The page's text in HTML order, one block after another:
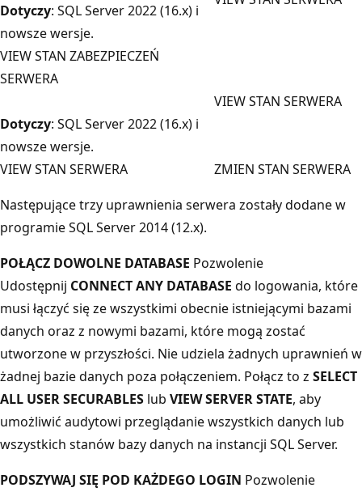
Dotyczy: SQL Server 2022 (16.x) i
nowsze wersje.
VIEW STAN ZABEZPIECZEŃ
SERWERA
Dotyczy: SQL Server 2022 (16.x) i
nowsze wersje.
VIEW STAN SERWERA
VIEW STAN SERWERA
ZMIEN STAN SERWERA
Następujące trzy uprawnienia serwera zostały dodane w
programie SQL Server 2014 (12.x).
POŁĄCZ DOWOLNE DATABASE Pozwolenie
Udostępnij CONNECT ANY DATABASE do logowania, które
musi łączyć się ze wszystkimi obecnie istniejącymi bazami
danych oraz z nowymi bazami, które mogą zostać
utworzone w przyszłości. Nie udziela żadnych uprawnień w
żadnej bazie danych poza połączeniem. Połącz to z SELECT
ALL USER SECURABLES lub VIEW SERVER STATE, aby
umożliwić audytowi przeglądanie wszystkich danych lub
wszystkich stanów bazy danych na instancji SQL Server.
PODSZYWAJ SIĘ POD KAŻDEGO LOGIN Pozwolenie